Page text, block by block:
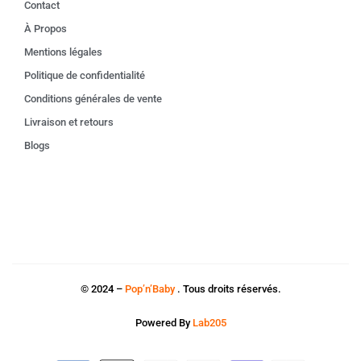
Contact
À Propos
Mentions légales
Politique de confidentialité
Conditions générales de vente
Livraison et retours
Blogs
© 2024 – Pop’n’Baby. Tous droits réservés.
Powered By Lab205